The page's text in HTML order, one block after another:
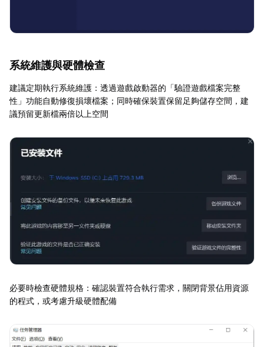
系統維護與硬體檢查
建議定期執行系統維護：透過遊戲啟動器的「驗證遊戲檔案完整
性」功能自動修復損壞檔案；同時確保裝置保留足夠儲存空間，建
議預留更新檔兩倍以上空間
必要時檢查硬體規格：確認裝置符合執行需求，關閉背景佔用資源
的程式，或考慮升級硬體配備